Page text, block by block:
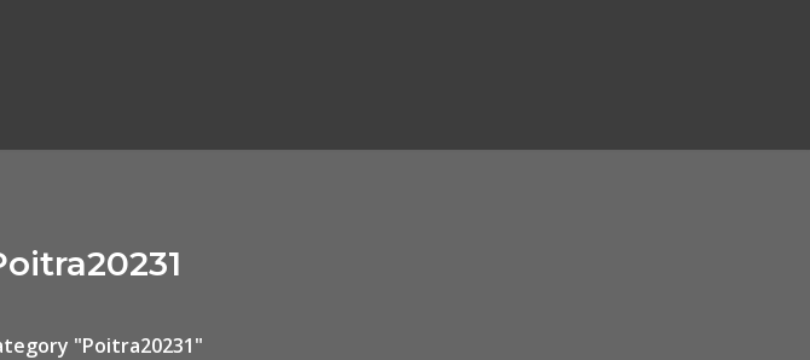
"Poitra20231"